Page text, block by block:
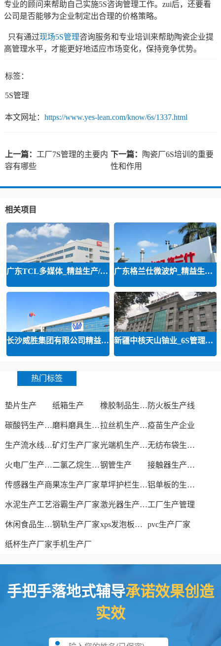
专业的顾问来帮助自己实施5S咨询管理工作。zui后，还要看
公司是否能够为企业制定出合理的价格策略。
只有通过现场5S管理咨询服务和专业培训来帮助陶瓷企业提
高管理水平，才能更好地适应市场变化，保持竞争优势。
标签：
5S管理
本文网址： https://www.yes-lean.com/know/6s/1337.html
上一篇： 工厂7S管理的主要内
容有哪些
下一篇：
陶瓷厂6S培训的重要
性和作用
相关项目
广东TCL多媒体_精益生产/精益品质/ 广东格兰仕微波炉_精益生产等咨询
长沙威胜集团有限公司精益运营 新疆中核天山铀业_6S管理和精益管
热门标签
垫片生产 纸箱生产 橡胶制品生产厂 防火板生产线
碳酸钙生产设备 磨料磨具生产厂家 拉丝机生产厂家疫苗生产企业
生产流水线设备矿灯生产厂家 光端机生产厂家 无纺布袋生产厂家
火电厂生产过程 二氯乙烷生产厂家钢管生产 接触器生产厂家
传感器生产商果冻生产厂家 草坪护栏生产厂家 铝单板的生产厂家
水泥生产工艺浴霸生产厂家 激光器生产厂家工厂生产管理
休闲食品生产线钢轨生产厂家 xps发泡板材生产线 pvc生产厂家
纸杯生产厂家手机生产厂
手把手落地式辅导承诺效果创造
实效